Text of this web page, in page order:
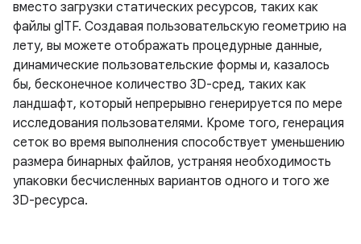
вместо загрузки статических ресурсов, таких как
файлы glTF. Создавая пользовательскую геометрию на
лету, вы можете отображать процедурные данные,
динамические пользовательские формы и, казалось
бы, бесконечное количество 3D-сред, таких как
ландшафт, который непрерывно генерируется по мере
исследования пользователями. Кроме того, генерация
сеток во время выполнения способствует уменьшению
размера бинарных файлов, устраняя необходимость
упаковки бесчисленных вариантов одного и того же
3D-ресурса.